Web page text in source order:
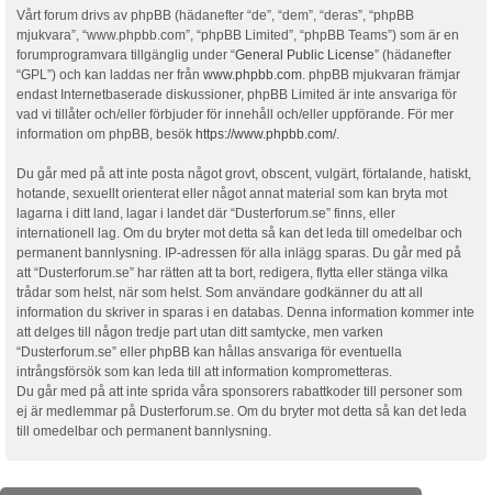
Vårt forum drivs av phpBB (hädanefter “de”, “dem”, “deras”, “phpBB
mjukvara”, “www.phpbb.com”, “phpBB Limited”, “phpBB Teams”) som är en
forumprogramvara tillgänglig under “General Public License” (hädanefter
“GPL”) och kan laddas ner från www.phpbb.com. phpBB mjukvaran främjar
endast Internetbaserade diskussioner, phpBB Limited är inte ansvariga för
vad vi tillåter och/eller förbjuder för innehåll och/eller uppförande. För mer
information om phpBB, besök https://www.phpbb.com/.
Du går med på att inte posta något grovt, obscent, vulgärt, förtalande, hatiskt,
hotande, sexuellt orienterat eller något annat material som kan bryta mot
lagarna i ditt land, lagar i landet där “Dusterforum.se” finns, eller
internationell lag. Om du bryter mot detta så kan det leda till omedelbar och
permanent bannlysning. IP-adressen för alla inlägg sparas. Du går med på
att “Dusterforum.se” har rätten att ta bort, redigera, flytta eller stänga vilka
trådar som helst, när som helst. Som användare godkänner du att all
information du skriver in sparas i en databas. Denna information kommer inte
att delges till någon tredje part utan ditt samtycke, men varken
“Dusterforum.se” eller phpBB kan hållas ansvariga för eventuella
intrångsförsök som kan leda till att information komprometteras.
Du går med på att inte sprida våra sponsorers rabattkoder till personer som
ej är medlemmar på Dusterforum.se. Om du bryter mot detta så kan det leda
till omedelbar och permanent bannlysning.